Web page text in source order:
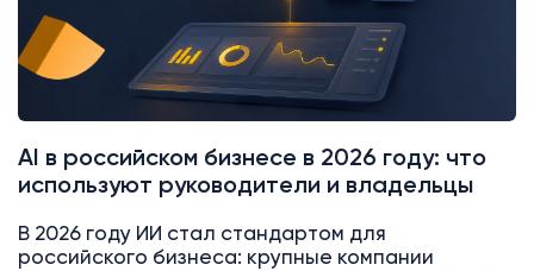
AI в российском бизнесе в 2026 году: что
используют руководители и владельцы
В 2026 году ИИ стал стандартом для
российского бизнеса: крупные компании